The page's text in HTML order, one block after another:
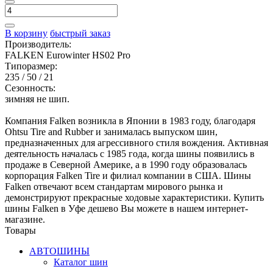
В корзину быстрый заказ
Производитель:
FALKEN Eurowinter HS02 Pro
Типоразмер:
235 / 50 / 21
Сезонность:
зимняя не шип.
Компания Falken возникла в Японии в 1983 году, благодаря
Ohtsu Tire and Rubber и занималась выпуском шин,
предназначенных для агрессивного стиля вождения. Активная
деятельность началась с 1985 года, когда шины появились в
продаже в Северной Америке, а в 1990 году образовалась
корпорация Falken Tire и филиал компании в США. Шины
Falken отвечают всем стандартам мирового рынка и
демонстрируют прекрасные ходовые характеристики. Купить
шины Falken в Уфе дешево Вы можете в нашем интернет-
магазине.
Товары
АВТОШИНЫ
Каталог шин